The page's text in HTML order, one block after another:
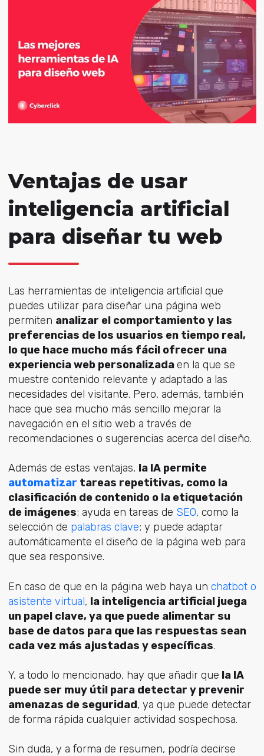
Ventajas de usar
inteligencia artificial
para diseñar tu web
Las herramientas de inteligencia artificial que
puedes utilizar para diseñar una página web
permiten analizar el comportamiento y las
preferencias de los usuarios en tiempo real,
lo que hace mucho más fácil ofrecer una
experiencia web personalizadaen la que se
muestre contenido relevante y adaptado a las
necesidades del visitante. Pero, además, también
hace que sea mucho más sencillo mejorar la
navegación en el sitio web a través de
recomendaciones o sugerencias acerca del diseño.
Además de estas ventajas, la IA permite
automatizar tareas repetitivas, como la
clasificación de contenido o la etiquetación
de imágenes; ayuda en tareas de SEO, como la
selección de palabras clave; y puede adaptar
automáticamente el diseño de la página web para
que sea responsive.
En caso de que en la página web haya un chatbot o
asistente virtual, la inteligencia artificial juega
un papel clave, ya que puede alimentar su
base de datos para que las respuestas sean
cada vez más ajustadas y específicas.
Y, a todo lo mencionado, hay que añadir que la IA
puede ser muy útil para detectar y prevenir
amenazas de seguridad, ya que puede detectar
de forma rápida cualquier actividad sospechosa.
Sin duda, y a forma de resumen, podría decirse